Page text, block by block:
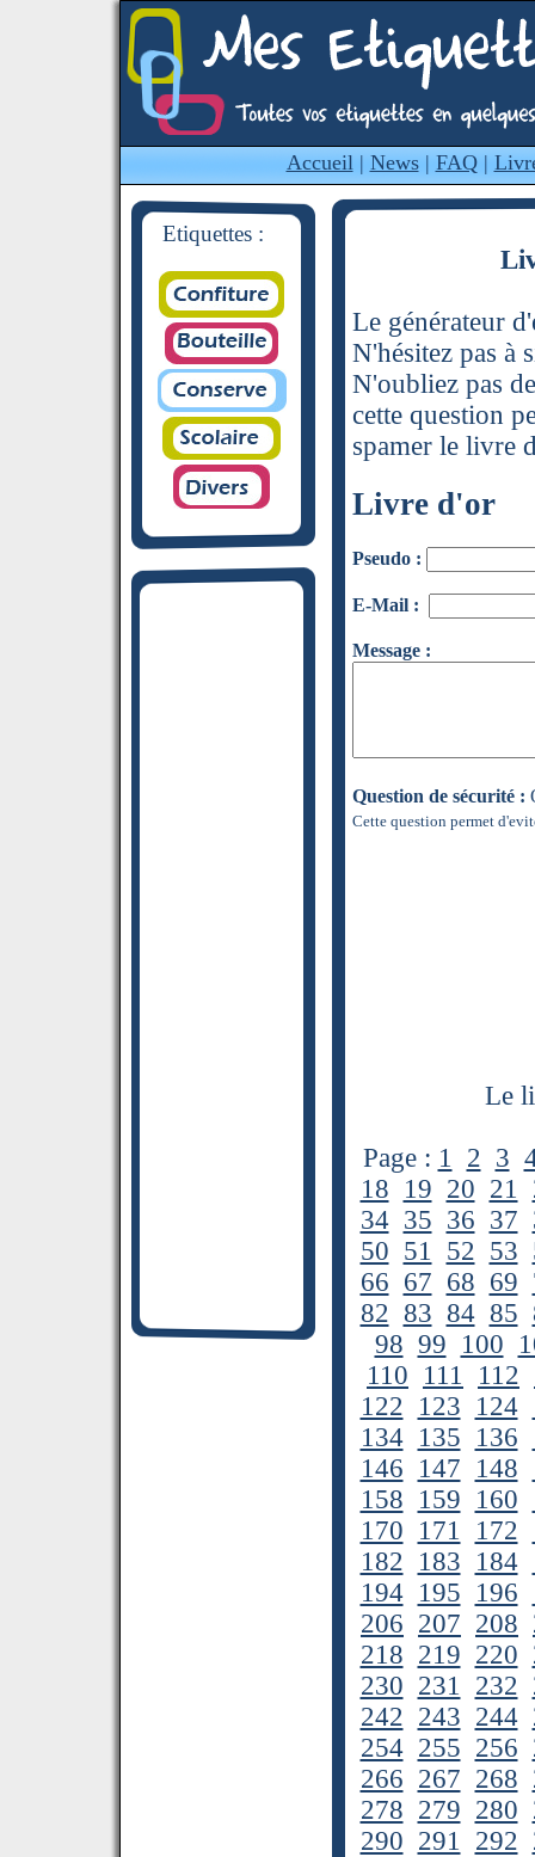
Accueil| News| FAQ|
Etiquettes :
Le générateur
N'hésitez pas à
N'oubliez pas
cette question
spamer le livre
Livre d'or
Pseudo :
E-Mail :
Message :
Question de sécurité :
Cette question permet
Le
Page : 1 2 3
18 19 20 21
34 35 36 37
50 51 52 53
66 67 68 69
82 83 84 85
98 99 100
110 111 112
122 123 124
134 135 136
146 147 148
158 159 160
170 171 172
182 183 184
194 195 196
206 207 208
218 219 220
230 231 232
242 243 244
254 255 256
266 267 268
278 279 280
290 291 292